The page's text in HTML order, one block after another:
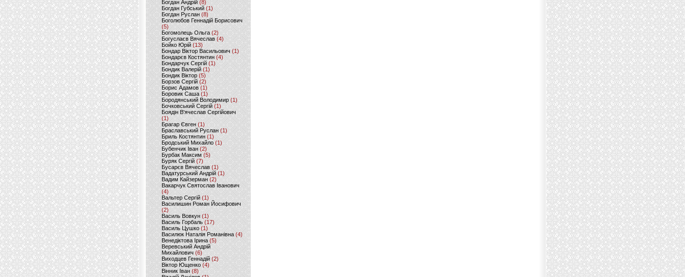
Богдан Андрій(8)
Богдан Губський (1)
Богдан Руслан(8)
Боголюбов Геннадій Борисович
(5)
Богомолець Ольга (2)
Богуслаєв Вячеслав (4)
Бойко Юрій (13)
Бондар Віктор Васильович (1)
Бондарєв Костянтин (4)
Бондарчук Сергій(1)
Бондик Валерій (1)
Бондик Віктор(5)
Борзов Сергiй (2)
Борис Адамов(1)
Боровик Саша (1)
Бородянський Володимир (1)
Бочковський Сергій (1)
Боядін В'ячеслав Сергійович
(1)
Брагар Євген (1)
Браславський Руслан (1)
Бриль Костянтин (1)
Бродський Михайло (1)
Бубенчик Іван(2)
Бурбак Максим (5)
Буряк Сергій (7)
Бусарєв Вячеслав (1)
Вадатурський Андрій (1)
Вадим Кайзерман (2)
Вакарчук Святослав Іванович
(4)
Вальтер Сергій (1)
Василишин Роман Йосифович
(2)
Василь Вовкун (1)
Василь Горбаль (17)
Василь Цушко (1)
Василюк Наталія Романівна (4)
Венедіктова Ірина(5)
Веревський Андрій
Михайлович (6)
Виходцев Геннадій (2)
Віктор Ющенко (4)
Вінник Іван (8)